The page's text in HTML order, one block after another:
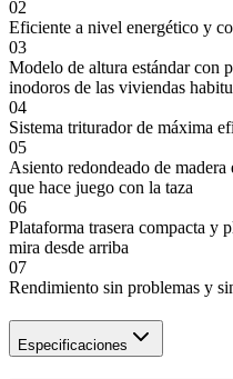
02
Eficiente a nivel energético y
03
Modelo de altura estándar con
inodoros de las viviendas
04
Sistema triturador de máxima
05
Asiento redondeado de
que hace juego con la taza
06
Plataforma trasera compacta y
mira desde arriba
07
Rendimiento sin problemas y
Especificaciones